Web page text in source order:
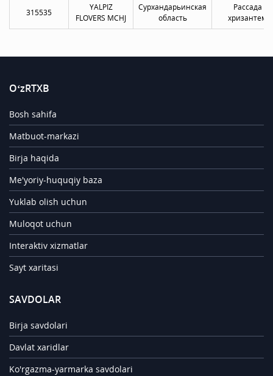
315535
YALPIZ
FLOVERS MCHJ
Сурхандарьинская
область
Рассада
хризантем
O‘zRTXB
Bosh sahifa
Matbuot-markazi
Birja haqida
Me'yoriy-huquqiy baza
Yuklab olish uchun
Muloqot uchun
Interaktiv xizmatlar
Sayt xaritasi
SAVDOLAR
Birja savdolari
Davlat xaridlar
Ko'rgazma-yarmarka savdolari